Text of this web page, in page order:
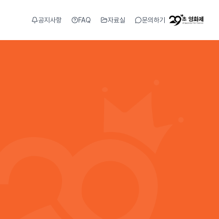
공지사항 FAQ 자료실 문의하기